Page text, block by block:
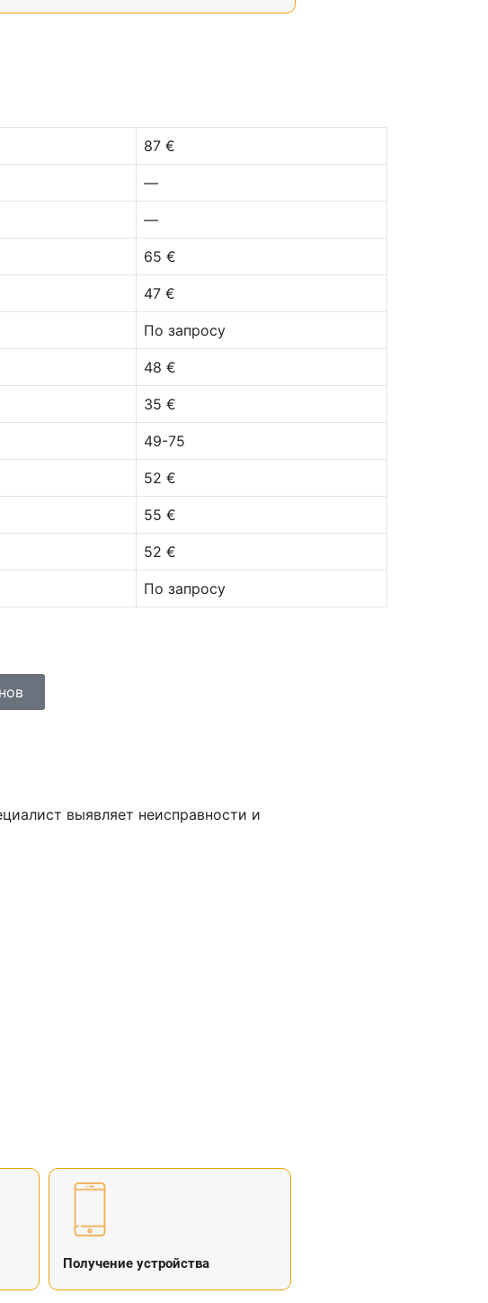
87 €
—
—
65 €
47 €
По запросу
48 €
35 €
49-75
52 €
55 €
52 €
По запросу
выявляет неисправности и
Получение устройства